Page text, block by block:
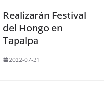
Realizarán Festival
del Hongo en
Tapalpa
2022-07-21